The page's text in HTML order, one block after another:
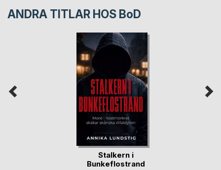
ANDRA TITLAR HOS BoD
Stalkern i
Bunkeflostrand